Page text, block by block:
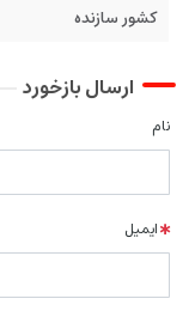
کشور سازنده
ارسال بازخورد
نام
ایمیل